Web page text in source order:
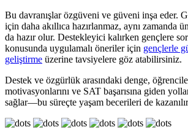
Bu davranışlar özgüveni ve güveni inşa eder.
için daha akıllıca hazırlanmaz, aynı zamanda
da hazır olur. Destekleyici kalırken gençlere
konusunda uygulamalı öneriler için gençlerle
geliştirme üzerine tavsiyelere göz atabilirsiniz.
Destek ve özgürlük arasındaki denge,
motivasyonlarını ve SAT başarısına giden
sağlar—bu süreçte yaşam becerileri de